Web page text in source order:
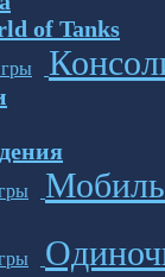
of Tanks